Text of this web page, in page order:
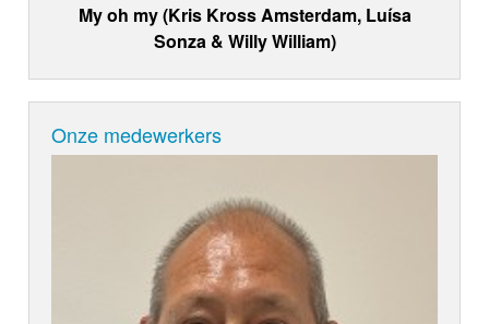
My oh my (Kris Kross Amsterdam, Luísa
Sonza & Willy William)
Onze medewerkers